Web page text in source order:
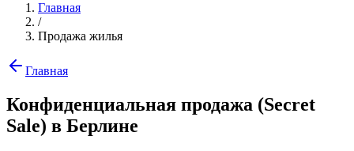
Главная
/
Продажа жилья
Главная
Конфиденциальная продажа (Secret
Sale) в Берлине